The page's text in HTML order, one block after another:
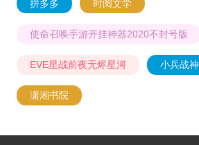
拼多多 时阅文学
使命召唤手游开挂神器2020不封号版
EVE星战前夜无烬星河 小兵战神
潇湘书院